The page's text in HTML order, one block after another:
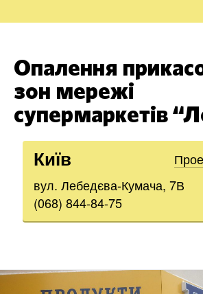
Опалення
зон мережі
супермаркетів
Київ
вул. Лебедєва-Кумача, 7В
(068) 844-84-75
Вінниця
Область
Замовити